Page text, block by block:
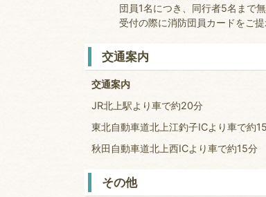
団員1名につき、同行者5名まで無
受付の際に消防団員カードをご提
交通案内
交通案内
JR北上駅より車で約20分
東北自動車道北上江釣子ICより車で約
秋田自動車道北上西ICより車で約15分
その他